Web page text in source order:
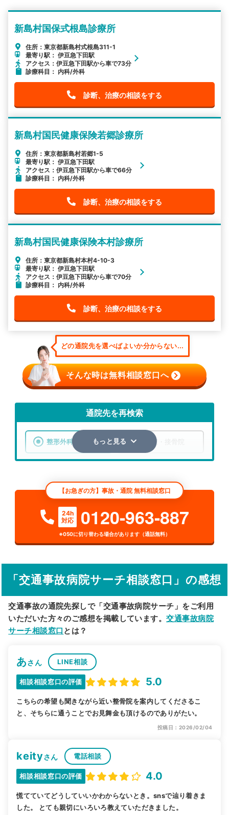
検索する
詳細条件で絞り込む
その他の検索方法
駅から探す
新島村国保式根島診療所
住所：東京都新島村式根島311-1
最寄り駅： 伊豆急下田駅
アクセス：伊豆急下田駅から車で73分
診療科目： 内科/外科
診断、治療の相談をする
新島村国民健康保険若郷診療所
住所：東京都新島村若郷1-5
最寄り駅： 伊豆急下田駅
アクセス：伊豆急下田駅から車で66分
診療科目： 内科/外科
診断、治療の相談をする
新島村国民健康保険本村診療所
住所：東京都新島村本村4-10-3
最寄り駅： 伊豆急下田駅
アクセス：伊豆急下田駅から車で70分
診療科目： 内科/外科
診断、治療の相談をする
どの通院先を選べばよいか分からない...
そんな時は無料相談窓口へ
通院先を再検索
整形外科 整骨院・接骨院
検索する
詳細条件で絞り込む
その他の検索方法
駅から探す 院名から探す
もっと見る
【お急ぎの方】事故・通院 無料相談窓口
24h
対応
0120-963-887
※050に切り替わる場合があります（通話無料）
「交通事故病院サーチ相談窓口」の感想
交通事故の通院先探しで「交通事故病院サーチ」をご利用
いただいた方々のご感想を掲載しています。交通事故病院
サーチ相談窓口 とは？
あさん LINE相談
相談相談窓口の評価 5.0
こちらの希望も聞きながら近い整骨院を案内してくださるこ
と、そちらに通うことでお見舞金も頂けるのでありがたい。
投稿日：2026/02/04
keityさん 電話相談
相談相談窓口の評価 4.0
慌てていてどうしていいかわからないとき。snsで辿り着きま
した。 とても親切にいろいろ教えていただきました。